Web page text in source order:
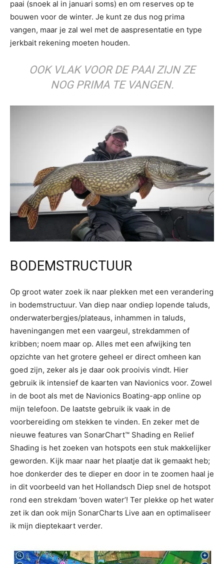
paai (snoek al in januari soms) en om reserves op te
bouwen voor de winter. Je kunt ze dus nog prima
vangen, maar je zal wel met de aaspresentatie en type
jerkbait rekening moeten houden.
OOK VLAK VOOR DE PAAI ZIJN ZE
NOG PRIMA TE VANGEN.
BODEMSTRUCTUUR
Op groot water zoek ik naar plekken met een verandering
in bodemstructuur. Van diep naar ondiep lopende taluds,
onderwaterbergjes/plateaus, inhammen in taluds,
haveningangen met een vaargeul, strekdammen of
kribben; noem maar op. Alles met een afwijking ten
opzichte van het grotere geheel er direct omheen kan
goed zijn, zeker als je daar ook prooivis vindt. Hier
gebruik ik intensief de kaarten van Navionics voor. Zowel
in de boot als met de Navionics Boating-app online op
mijn telefoon. De laatste gebruik ik vaak in de
voorbereiding om stekken te vinden. En zeker met de
nieuwe features van SonarChart™ Shading en Relief
Shading is het zoeken van hotspots een stuk makkelijker
geworden. Kijk maar naar het plaatje dat ik gemaakt heb;
hoe donkerder des te dieper en door in te zoomen haal je
in dit voorbeeld van het Hollandsch Diep snel de hotspot
rond een strekdam ‘boven water’! Ter plekke op het water
zet ik dan ook mijn SonarCharts Live aan en optimaliseer
ik mijn dieptekaart verder.